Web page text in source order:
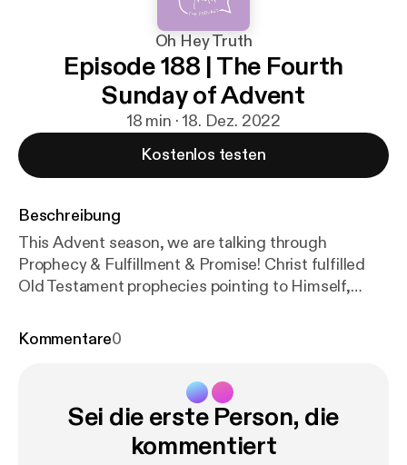
Oh Hey Truth
Episode 188 | The Fourth
Sunday of Advent
18 min · 18. Dez. 2022
Kostenlos testen
Beschreibung
This Advent season, we are talking through
Prophecy & Fulfillment & Promise! Christ fulfilled
Old Testament prophecies pointing to Himself,
His people. During Advent, we can meditate on
discussing how Christ would be DELIVERED
FROM DEATH. Prophecy: Psalm 49:15, Psalm 16:10
Fulfillment: Mark 16:5-7 Promise: Eternal Life,
Kommentare0
Sei die erste Person, die
kommentiert